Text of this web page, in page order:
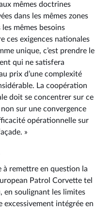
mêmes doctrines
dans les mêmes zones
mêmes besoins
ces exigences nationales
unique, c’est prendre le
qui ne satisfera
prix d’une complexité
La coopération
doit se concentrer sur ce
sur une convergence
opérationnelle sur
»
à remettre en question la
Patrol Corvette tel
en soulignant les limites
excessivement intégrée en